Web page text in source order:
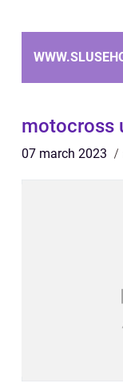
motocross
07 march 2023